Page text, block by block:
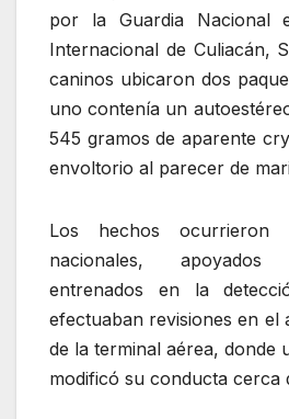
por la Guardia Nacional
Internacional de Culiacán,
caninos ubicaron dos
uno contenía un
545 gramos de aparente
envoltorio al parecer de
Los hechos ocurrieron
nacionales,
entrenados en la
efectuaban revisiones en el
de la terminal aérea, donde
modificó su conducta cerca